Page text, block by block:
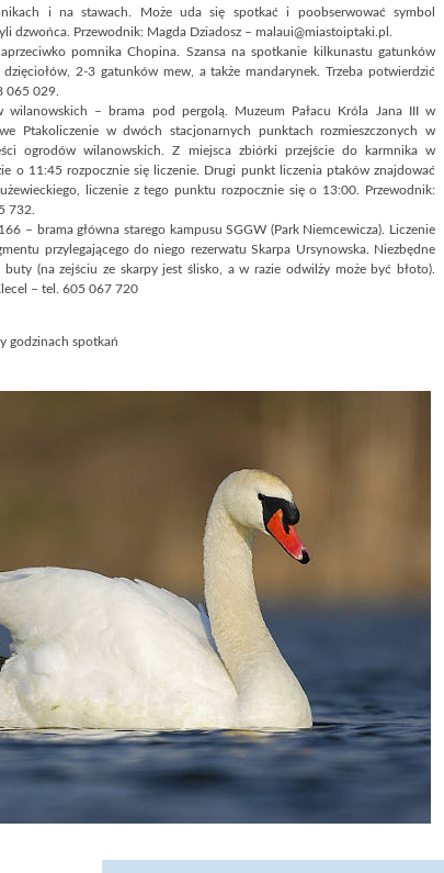
i na stawach. Może uda się spotkać i poobserwować symbol
dzwońca. Przewodnik: Magda Dziadosz – malaui@miastoiptaki.pl.
pomnika Chopina. Szansa na spotkanie kilkunastu gatunków
2-3 gatunków mew, a także mandarynek. Trzeba potwierdzić
065 029.
wilanowskich – brama pod pergolą. Muzeum Pałacu Króla Jana III w
Ptakoliczenie w dwóch stacjonarnych punktach rozmieszczonych w
ogrodów wilanowskich. Z miejsca zbiórki przejście do karmnika w
o 11:45 rozpocznie się liczenie. Drugi punkt liczenia ptaków znajdować
liczenie z tego punktu rozpocznie się o 13:00. Przewodnik:
732.
– brama główna starego kampusu SGGW (Park Niemcewicza). Liczenie
przylegającego do niego rezerwatu Skarpa Ursynowska. Niezbędne
(na zejściu ze skarpy jest ślisko, a w razie odwilży może być błoto).
– tel. 605 067 720
godzinach spotkań